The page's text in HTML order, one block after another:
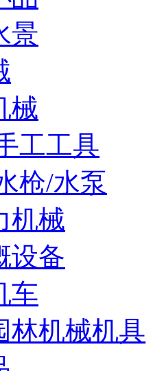
景
械
工工具
枪/水泵
机械
设备
车
林机械机具